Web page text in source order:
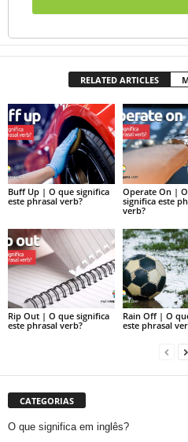
RELATED ARTICLES
Buff Up | O que significa
este phrasal verb?
Operate On |
significa este
verb?
Rip Out | O que significa
este phrasal verb?
Rain Off | O
este phrasal
CATEGORIAS
O que significa em inglês?